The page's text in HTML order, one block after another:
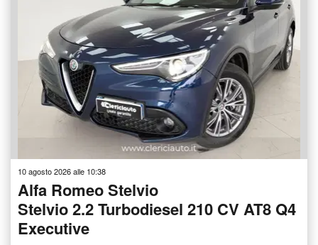
10 agosto 2026 alle 10:38
Alfa Romeo Stelvio
Stelvio 2.2 Turbodiesel 210 CV AT8 Q4
Executive